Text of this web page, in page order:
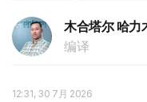
木合塔尔 哈力
编译
12:31, 30 7月 2026